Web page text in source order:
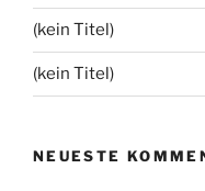
(kein Titel)
(kein Titel)
NEUESTE